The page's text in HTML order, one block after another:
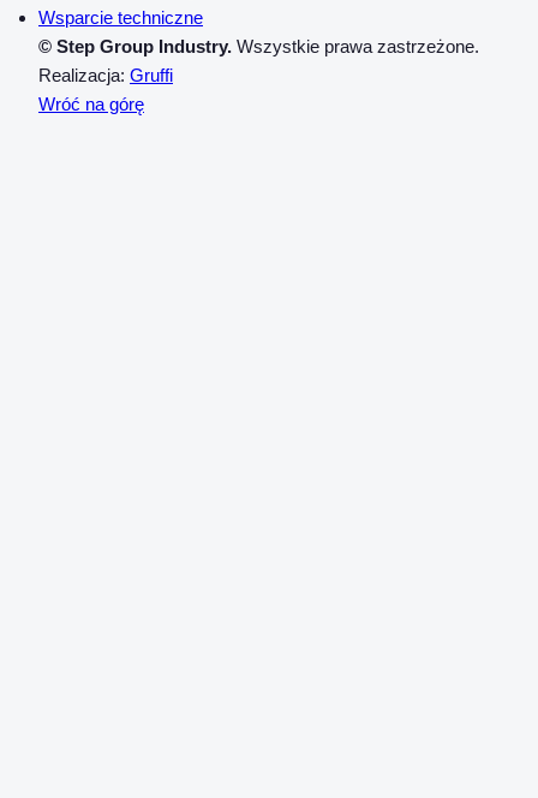
Wsparcie techniczne
© Step Group Industry. Wszystkie prawa zastrzeżone.
Realizacja: Gruffi
Wróć na górę